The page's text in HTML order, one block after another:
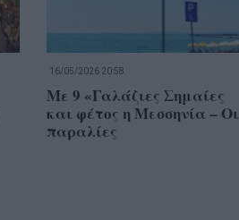
16/05/2026 20:58
Με 9 «Γαλάζιες Σημαίες
και φέτος η Μεσσηνία – Οι
παραλίες